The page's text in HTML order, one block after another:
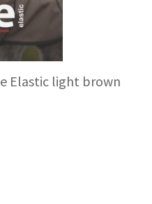
Elastic light brown